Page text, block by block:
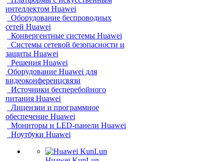
интеллектом Huawei
Оборудование беспроводных
сетей Huawei
Конвергентные системы Huawei
Системы сетевой безопасности и
защиты Huawei
Решения Huawei
Оборудование Huawei для
видеоконференцсвязи
Источники бесперебойного
питания Huawei
Лицензии и программное
обеспечение Huawei
Мониторы и LED-панели Huawei
Ноутбуки Huawei